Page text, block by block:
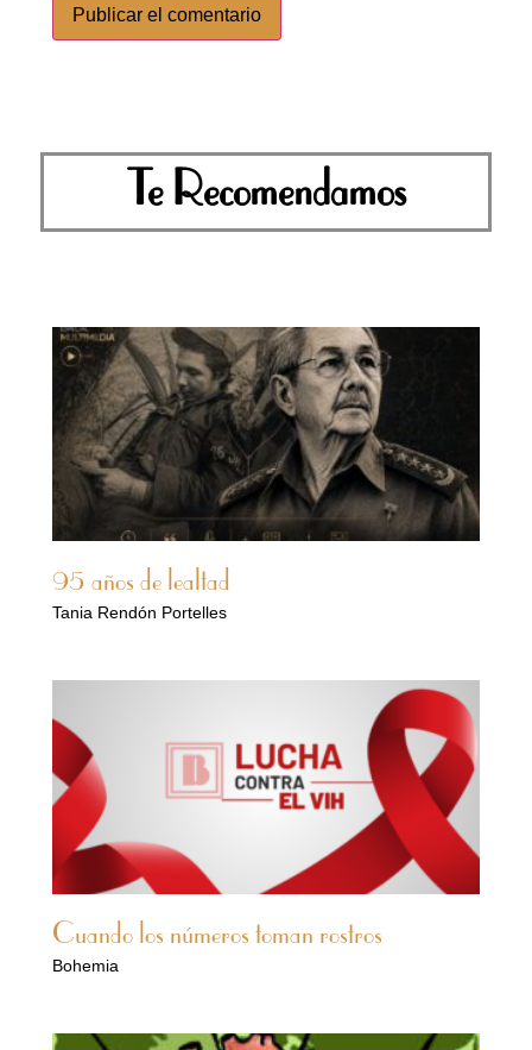
Te Recomendamos
95 años de lealtad
Tania Rendón Portelles
Cuando los números toman rostros
Bohemia